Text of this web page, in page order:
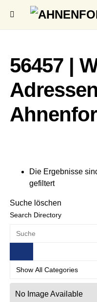
56457 |
Die Ergebnisse
gefiltert
Suche löschen
Search Directory
No Image Available